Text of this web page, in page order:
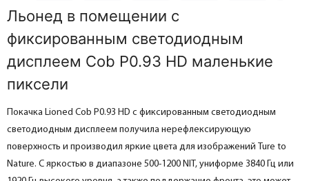
Льонед в помещении с
фиксированным светодиодным
дисплеем Cob P0.93 HD маленькие
пиксели
Покачка Lioned Cob P0.93 HD с фиксированным светодиодным
светодиодным дисплеем получила нерефлексирующую
поверхность и производил яркие цвета для изображений Ture to
Nature. С яркостью в диапазоне 500-1200 NIT, униформе 3840 Гц или